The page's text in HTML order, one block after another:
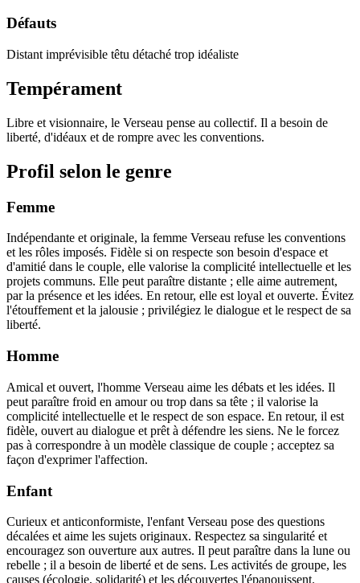
Défauts
Distant imprévisible têtu détaché trop idéaliste
Tempérament
Libre et visionnaire, le Verseau pense au collectif. Il a besoin de
liberté, d'idéaux et de rompre avec les conventions.
Profil selon le genre
Femme
Indépendante et originale, la femme Verseau refuse les conventions
et les rôles imposés. Fidèle si on respecte son besoin d'espace et
d'amitié dans le couple, elle valorise la complicité intellectuelle et les
projets communs. Elle peut paraître distante ; elle aime autrement,
par la présence et les idées. En retour, elle est loyal et ouverte. Évitez
l'étouffement et la jalousie ; privilégiez le dialogue et le respect de sa
liberté.
Homme
Amical et ouvert, l'homme Verseau aime les débats et les idées. Il
peut paraître froid en amour ou trop dans sa tête ; il valorise la
complicité intellectuelle et le respect de son espace. En retour, il est
fidèle, ouvert au dialogue et prêt à défendre les siens. Ne le forcez
pas à correspondre à un modèle classique de couple ; acceptez sa
façon d'exprimer l'affection.
Enfant
Curieux et anticonformiste, l'enfant Verseau pose des questions
décalées et aime les sujets originaux. Respectez sa singularité et
encouragez son ouverture aux autres. Il peut paraître dans la lune ou
rebelle ; il a besoin de liberté et de sens. Les activités de groupe, les
causes (écologie, solidarité) et les découvertes l'épanouissent.